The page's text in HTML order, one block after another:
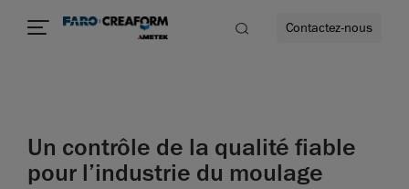
encore
Contactez-nous
Un contrôle de la qualité fiable
pour l’industrie du moulage